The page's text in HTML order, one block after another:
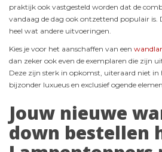
praktijk ook vastgesteld worden dat de
vandaag de dag ook ontzettend populair
heel wat andere uitvoeringen.
Kies je voor het aanschaffen van een
dan zeker ook even de exemplaren die zijn
Deze zijn sterk in opkomst, uiteraard niet
bijzonder luxueus en exclusief ogende
Jouw nieuwe
down bestellen